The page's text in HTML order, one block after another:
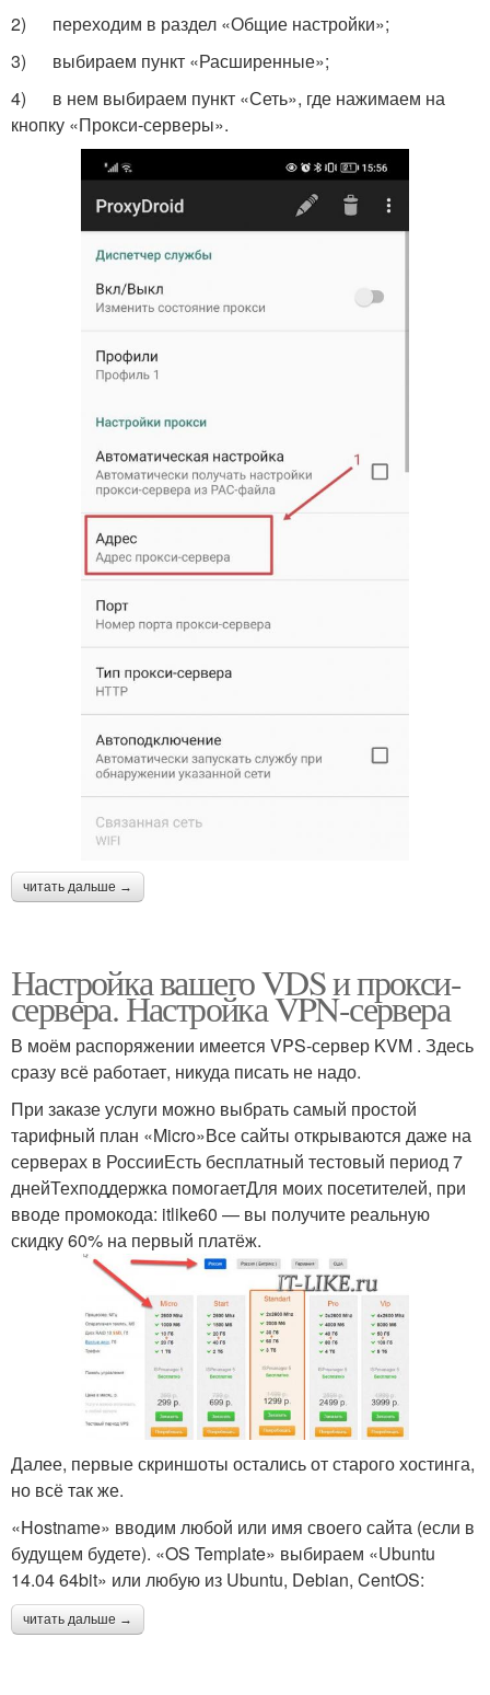
2) переходим в раздел «Общие настройки»;
3) выбираем пункт «Расширенные»;
4) в нем выбираем пункт «Сеть», где нажимаем на
кнопку «Прокси-серверы».
читать дальше →
Настройка вашего VDS и прокси-
сервера. Настройка VPN-сервера
В моём распоряжении имеется VPS-сервер KVM . Здесь
сразу всё работает, никуда писать не надо.
При заказе услуги можно выбрать самый простой
тарифный план «Micro»Все сайты открываются даже на
серверах в РоссииЕсть бесплатный тестовый период 7
днейТехподдержка помогаетДля моих посетителей, при
вводе промокода: itlike60 — вы получите реальную
скидку 60% на первый платёж.
Далее, первые скриншоты остались от старого хостинга,
но всё так же.
«Hostname» вводим любой или имя своего сайта (если в
будущем будете). «OS Template» выбираем «Ubuntu
14.04 64bit» или любую из Ubuntu, Debian, CentOS:
читать дальше →